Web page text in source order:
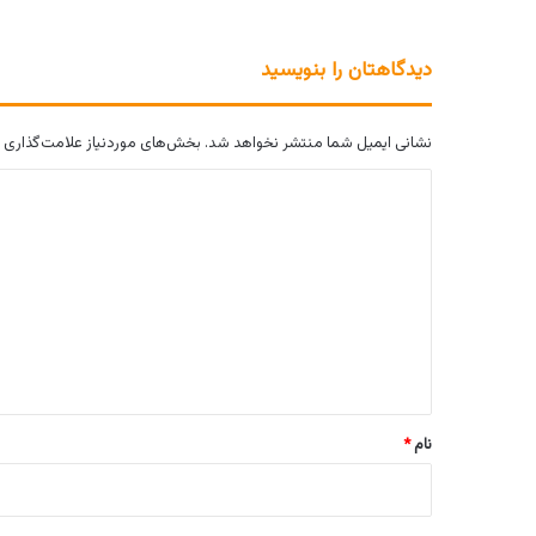
دیدگاهتان را بنویسید
نشانی ایمیل شما منتشر نخواهد شد. بخش‌های موردنیاز
نام*